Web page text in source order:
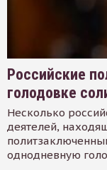
Российские
голодовке
Несколько
деятелей,
однодневную